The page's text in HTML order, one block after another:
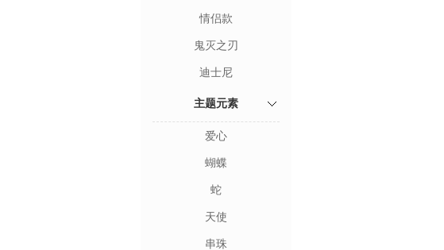
情侣款
鬼灭之刃
迪士尼
主题元素
爱心
蝴蝶
蛇
天使
串珠